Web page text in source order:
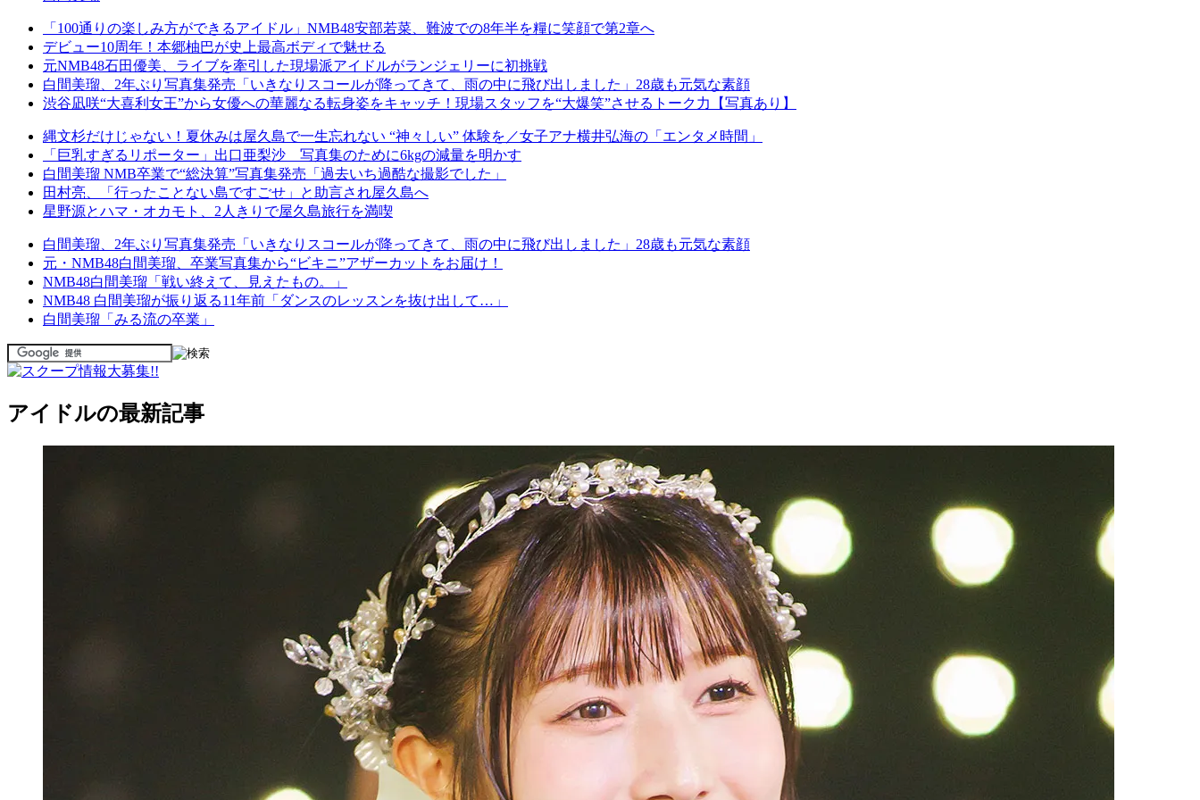
「100通りの楽しみ方ができるアイドル」NMB48安部若菜、難波での8年半を糧に笑顔で第2章へ
デビュー10周年！本郷柚巴が史上最高ボディで魅せる
元NMB48石田優美、ライブを牽引した現場派アイドルがランジェリーに初挑戦
白間美瑠、2年ぶり写真集発売「いきなりスコールが降ってきて、雨の中に飛び出しました」28歳も元気な素顔
渋谷凪咲“大喜利女王”から女優への華麗なる転身姿をキャッチ！現場スタッフを“大爆笑”させるトーク力【写真あり】
縄文杉だけじゃない！夏休みは屋久島で一生忘れない “神々しい” 体験を／女子アナ横井弘海の「エンタメ時間」
「巨乳すぎるリポーター」出口亜梨沙 写真集のために6kgの減量を明かす
白間美瑠 NMB卒業で“総決算”写真集発売「過去いち過酷な撮影でした」
田村亮、「行ったことない島ですごせ」と助言され屋久島へ
星野源とハマ・オカモト、2人きりで屋久島旅行を満喫
白間美瑠、2年ぶり写真集発売「いきなりスコールが降ってきて、雨の中に飛び出しました」28歳も元気な素顔
元・NMB48白間美瑠、卒業写真集から“ビキニ”アザーカットをお届け！
NMB48白間美瑠「戦い終えて、見えたもの。」
NMB48 白間美瑠が振り返る11年前「ダンスのレッスンを抜け出して…」
白間美瑠「みる流の卒業」
アイドルの最新記事